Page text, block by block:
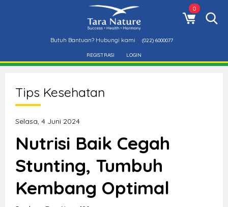
0
Butuh Bantuan? Hubungi kami (022) 6000077
REGISTRASI LOGIN
Tips Kesehatan
Selasa, 4 Juni 2024
Nutrisi Baik Cegah
Stunting, Tumbuh
Kembang Optimal